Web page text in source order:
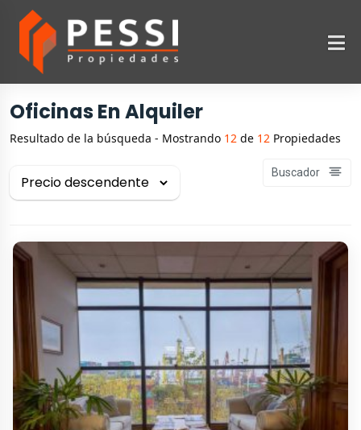
Oficinas En Alquiler
Resultado de la búsqueda - Mostrando 12 de 12 Propiedades
Buscador